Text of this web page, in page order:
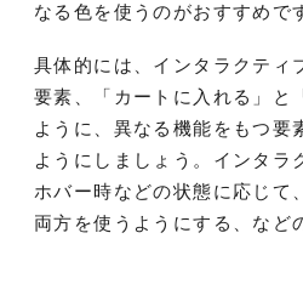
なる色を使うのがおすすめで
具体的には、インタラクティ
要素、「カートに入れる」と
ように、異なる機能をもつ要
ようにしましょう。インタラ
ホバー時などの状態に応じて
両方を使うようにする、など